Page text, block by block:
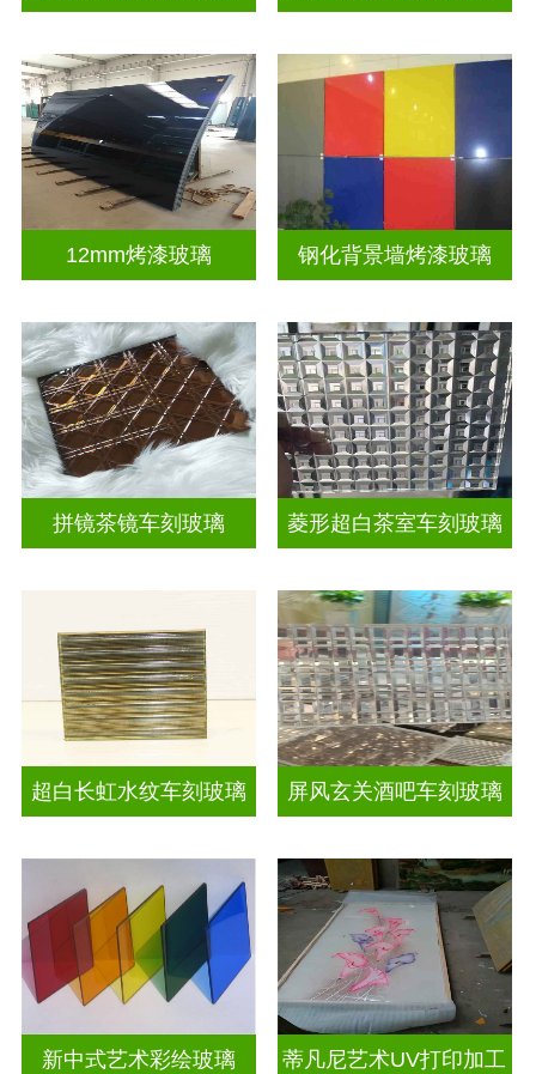
12mm烤漆玻璃 钢化背景墙烤漆玻璃
拼镜茶镜车刻玻璃 菱形超白茶室车刻玻璃
超白长虹水纹车刻玻璃 屏风玄关酒吧车刻玻璃
新中式艺术彩绘玻璃 蒂凡尼艺术UV打印加工